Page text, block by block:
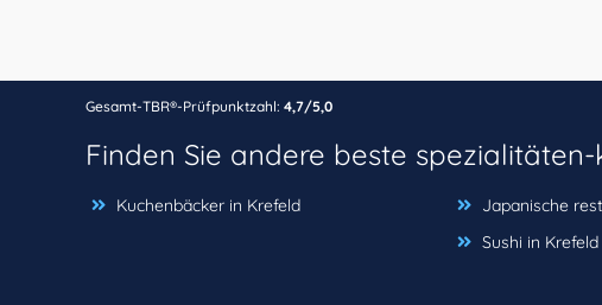
Gesamt-TBR®-Prüfpunktzahl: 4,7/5,0
Finden Sie andere beste
Kuchenbäcker in Krefeld
Japanische
Sushi in Krefeld